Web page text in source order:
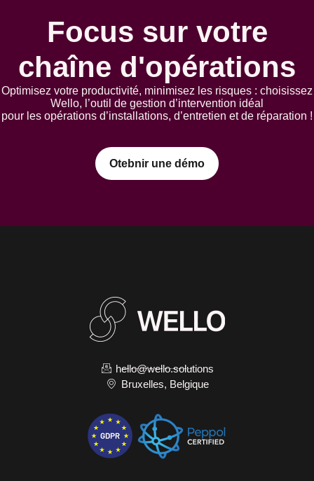
Focus sur votre
chaîne d'opérations
Optimisez votre productivité, minimisez les risques : choisissez
Wello, l’outil de gestion d’intervention idéal
pour les opérations d’installations, d’entretien et de réparation !
Otebnir une démo
hello@wello.solutions
Bruxelles, Belgique